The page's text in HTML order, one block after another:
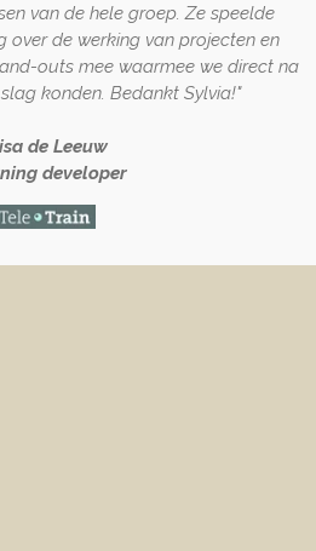
van de hele groep. Ze speelde
over de werking van projecten en
outs mee waarmee we direct na
konden. Bedankt Sylvia!"
de Leeuw
developer